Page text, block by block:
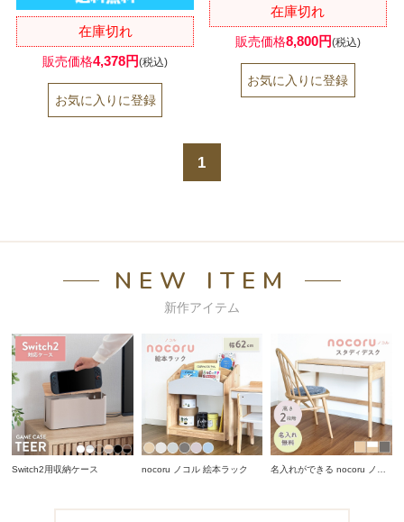
在庫切れ
販売価格4,378円(税込)
在庫切れ
販売価格8,800円(税込)
1
NEW ITEM
新作アイテム
Switch2用収納ケース nocoru ノコル 絵本ラック
名入れができる nocoru ノコ